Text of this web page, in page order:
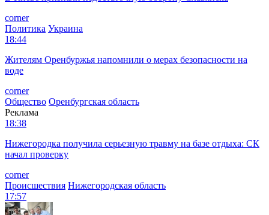
corner
Политика Украина
18:44
Жителям Оренбуржья напомнили о мерах безопасности на
воде
corner
Общество Оренбургская область
Реклама
18:38
Нижегородка получила серьезную травму на базе отдыха: СК
начал проверку
corner
Происшествия Нижегородская область
17:57